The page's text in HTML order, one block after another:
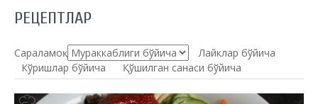
РЕЦЕПТЛАР
Сараламоқ:
Лайклар бўйича
Кўришлар бўйича
Қўшилган санаси бўйича